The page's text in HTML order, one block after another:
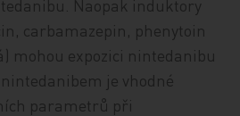
Naopak induktory
carbamazepin, phenytoin
mohou expozici nintedanibu
je vhodné
parametrů při